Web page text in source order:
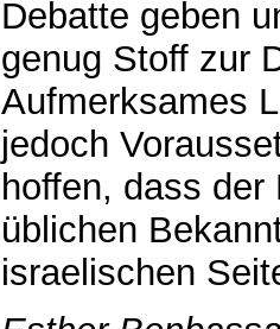
Debatte geben
genug Stoff zur
Aufmerksames
jedoch
hoffen, dass
üblichen
israelischen